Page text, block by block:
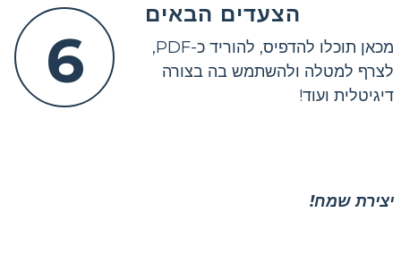
6
הצעדים הבאים
מכאן תוכלו להדפיס, להוריד כ-PDF,
לצרף למטלה ולהשתמש בה בצורה
דיגיטלית ועוד!
יצירת שמח!